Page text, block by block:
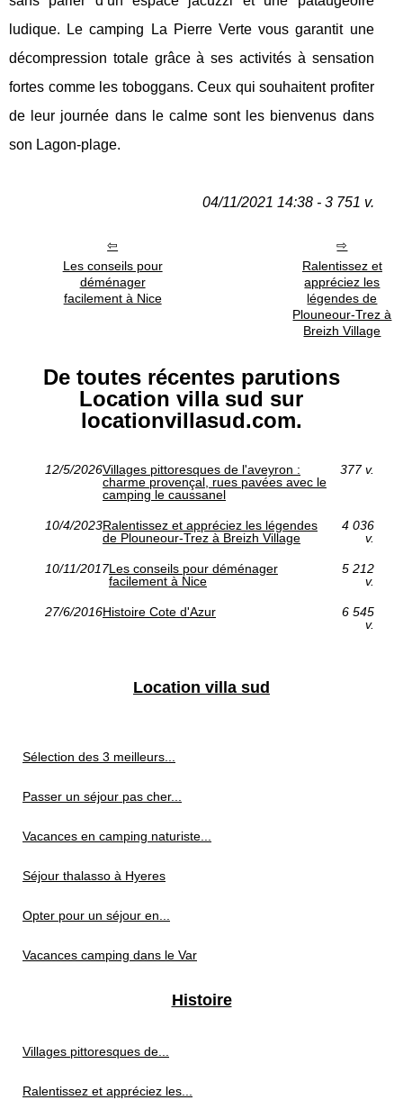
ludique. Le camping La Pierre Verte vous garantit une
décompression totale grâce à ses activités à sensation
fortes comme les toboggans. Ceux qui souhaitent profiter
de leur journée dans le calme sont les bienvenus dans
son Lagon-plage.
04/11/2021 14:38 - 3 751 v.
Les conseils pour
déménager
facilement à Nice
Ralentissez et
appréciez les
légendes de
Plouneour-Trez à
Breizh Village
De toutes récentes parutions
Location villa sud sur
locationvillasud.com.
12/5/2026Villages pittoresques de l'aveyron :
charme provençal, rues pavées avec le
camping le caussanel
377 v.
10/4/2023Ralentissez et appréciez les légendes
de Plouneour-Trez à Breizh Village
4 036
v.
10/11/2017Les conseils pour déménager
facilement à Nice
5 212
v.
27/6/2016Histoire Cote d'Azur
6 545
v.
Location villa sud
Sélection des 3 meilleurs...
Passer un séjour pas cher...
Vacances en camping naturiste...
Séjour thalasso à Hyeres
Opter pour un séjour en...
Vacances camping dans le Var
Histoire
Villages pittoresques de...
Ralentissez et appréciez les...